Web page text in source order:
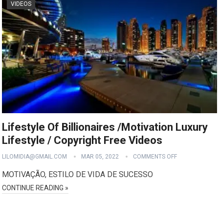
VIDEOS
Lifestyle Of Billionaires /Motivation Luxury
Lifestyle / Copyright Free Videos
LILOMIDIA@GMAIL.COM MAR 05, 2022 COMMENTS OFF
MOTIVAÇÃO, ESTILO DE VIDA DE SUCESSO
CONTINUE READING »